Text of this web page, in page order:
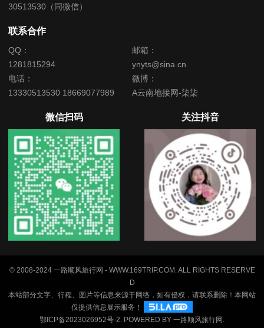
30513530（同微信）
联系合作
QQ：
1281815294
邮箱：
ynyts@sina.cn
电话：
13330513530 18669077989
微博：
A云南地接网-柒柒
微信扫码 关注抖音
© 2008-2024 一路顺风旅行网 - WWW.169TRIP.COM. ALL RIGHTS RESERVE
D
本站部分文字、行程、图片等信息来源于网络，如有侵权，请联系删除！本网站
仅提供信息展示服务！
鄂ICP备2023026952号-2. POWERED BY 一路顺风旅行网 .